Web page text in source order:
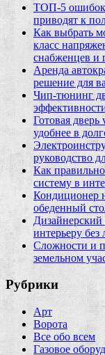
ТОП-5 ошибок
приводят к
Как выбрать
класс
снабженцев и
Аренда
решение для
Чип‑тюнинг
Готовая дверь
удобнее в
руководство
Как
систему в
Кондиционер
обеденный
интерьеру
Сложности и
земельном
Рубрики
Арт
Ворота
Все обо всем
Газовое